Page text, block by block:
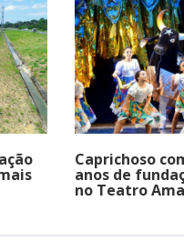
Caprichoso
anos de
no Teatro